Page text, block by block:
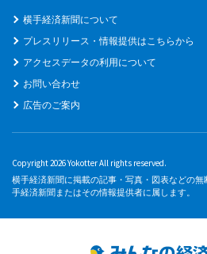
横手経済新聞について
プレスリリース・情報提供はこちらから
アクセスデータの利用について
お問い合わせ
広告のご案内
Copyright 2026 Yokotter All rights reserved.
横手経済新聞に掲載の記事・写真・図表などの
手経済新聞またはその情報提供者に属します。